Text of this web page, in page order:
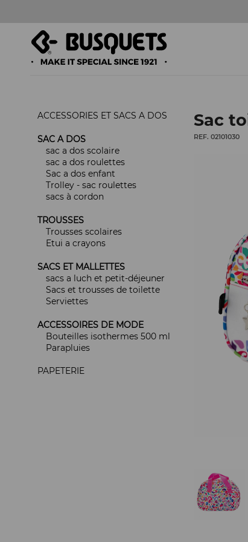
ACCESSORIES ET SACS A DOS
SAC A DOS
sac a dos scolaire
sac a dos roulettes
Sac a dos enfant
Trolley - sac roulettes
sacs à cordon
TROUSSES
Trousses scolaires
Etui a crayons
SACS ET MALLETTES
sacs a luch et petit-déjeuner
Sacs et trousses de toilette
Serviettes
ACCESSOIRES DE MODE
Bouteilles isothermes 500 ml
Parapluies
PAPETERIE
Sac
REF. 02101030